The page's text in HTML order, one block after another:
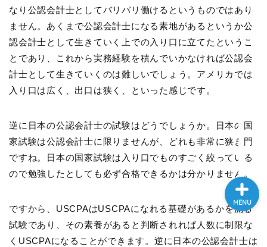
なり公認会計士としてバリバリ働けるというものではあり
ません。あくまで公認会計士になる素地があるというか公
認会計士として生きていく上での入り口に立てたというこ
とであり、これから実務経験を積んでいかなければ公認会
計士として生きていくのは難しいでしょう。アメリカでは
入り口は広く、出口は狭く、といった感じです。
逆に日本の公認会計士の試験はどうでしょうか。日本の国
家試験は公認会計士に限りませんが、どれも非常に狭き門
ですね。日本の国家試験は入り口でものすごく絞っている
ので勉強したとしても必ず合格できるかは分かりません。
ですから、USCPAはUSCPAになれる基礎があるかを測る
試験であり、その素養があると判断されれば人数に制限な
くUSCPAになることができます。逆に日本の公認会計士は
MENU
本ブログについて
運営者ﾌﾟﾛﾌｨｰﾙ
USCPA
英語